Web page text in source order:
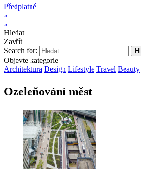
Předplatné
Hledat
Zavřít
Search for:
Objevte kategorie
Architektura Design Lifestyle Travel Beauty
Ozeleňování měst